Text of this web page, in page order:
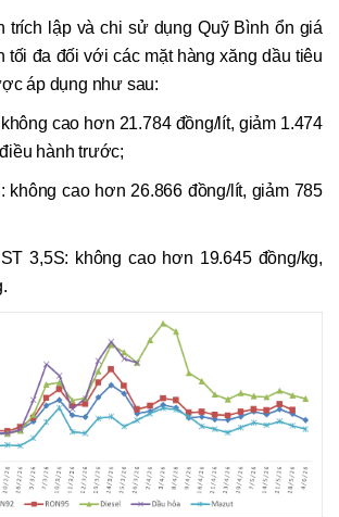
trích lập và chi sử dụng Quỹ Bình ổn giá
tối đa đối với các mặt hàng xăng dầu tiêu
áp dụng như sau:
cao hơn 21.784 đồng/lít, giảm 1.474
hành trước;
không cao hơn 26.866 đồng/lít, giảm 785
3,5S: không cao hơn 19.645 đồng/kg,